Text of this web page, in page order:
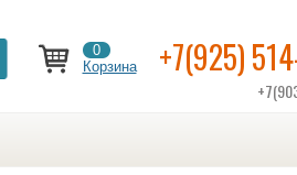
0
Корзина
+7(925)